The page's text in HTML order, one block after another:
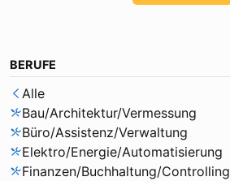
BERUFE
Alle
Bau/Architektur/Vermessung
Büro/Assistenz/Verwaltung
Elektro/Energie/Automatisierung
Finanzen/Buchhaltung/Controlling